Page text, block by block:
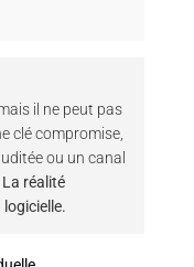
il ne peut pas
clé compromise,
ou un canal
La réalité